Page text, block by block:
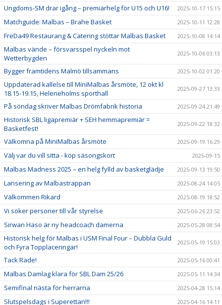
Ungdoms-SM drar igång – premiärhelg för U15 och U16! 2025-10-17 15:15
Matchguide: Malbas – Brahe Basket 2025-10-11 12:28
FreDa49 Restaurang & Catering stöttar Malbas Basket 2025-10-08 14:14
Malbas vände – försvarsspel nyckeln mot
Wetterbygden
2025-10-06 03:13
Bygger framtidens Malmö tillsammans 2025-10-02 01:20
Uppdaterad kallelse till MiniMalbas årsmöte, 12 okt kl
18.15-19.15, Heleneholms sporthall
2025-09-27 13:33
På söndag skriver Malbas Drömfabrik historia 2025-09-24 21:49
Historisk SBL ligapremiär + SEH hemmapremiär =
Basketfest!
2025-09-22 18:32
Välkomna på MiniMalbas årsmöte 2025-09-19 16:29
Välj var du vill sitta - köp säsongskort 2025-09-15
Malbas Madness 2025 – en helg fylld av basketglädje 2025-09-13 19:50
Lansering av Malbastrappan 2025-08-24 14:05
Välkommen Rikard 2025-08-19 18:52
Vi söker personer till vår styrelse 2025-06-26 23:52
Sirwan Haso är ny headcoach damerna 2025-05-28 08:54
Historisk helg för Malbas i USM Final Four – Dubbla Guld
och Fyra Topplaceringar!
2025-05-19 15:03
Tack Rade! 2025-05-16 00:41
Malbas Damlag klara för SBL Dam 25/26 2025-05-11 14:34
Semifinal nästa för herrarna 2025-04-28 15:14
Slutspelsdags i Superettan!!! 2025-04-16 14:11